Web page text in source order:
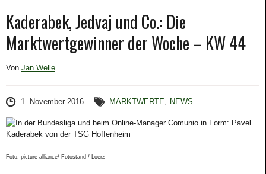
Kaderabek, Jedvaj und Co.: Die
Marktwertgewinner der Woche – KW 44
Von Jan Welle
1. November 2016 MARKTWERTE, NEWS
Foto: picture alliance/ Fotostand / Loerz